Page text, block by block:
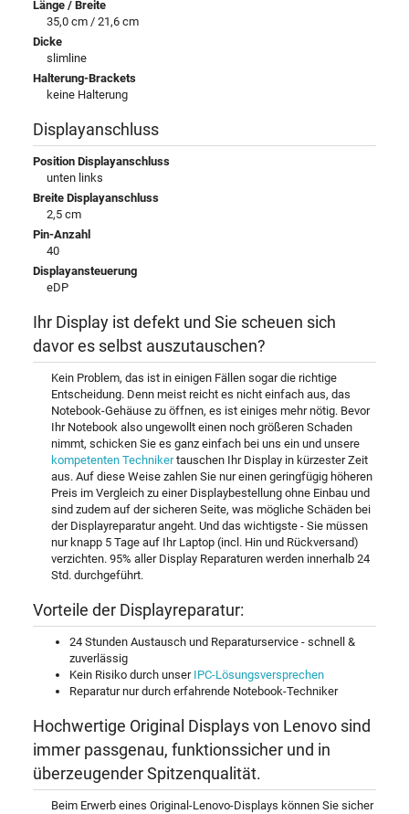
Länge / Breite
35,0 cm / 21,6 cm
Dicke
slimline
Halterung-Brackets
keine Halterung
Displayanschluss
Position Displayanschluss
unten links
Breite Displayanschluss
2,5 cm
Pin-Anzahl
40
Displayansteuerung
eDP
Ihr Display ist defekt und Sie scheuen sich
davor es selbst auszutauschen?
Kein Problem, das ist in einigen Fällen sogar die richtige
Entscheidung. Denn meist reicht es nicht einfach aus, das
Notebook-Gehäuse zu öffnen, es ist einiges mehr nötig. Bevor
Ihr Notebook also ungewollt einen noch größeren Schaden
nimmt, schicken Sie es ganz einfach bei uns ein und unsere
kompetenten Technikertauschen Ihr Display in kürzester Zeit
aus. Auf diese Weise zahlen Sie nur einen geringfügig höheren
Preis im Vergleich zu einer Displaybestellung ohne Einbau und
sind zudem auf der sicheren Seite, was mögliche Schäden bei
der Displayreparatur angeht. Und das wichtigste - Sie müssen
nur knapp 5 Tage auf Ihr Laptop (incl. Hin und Rückversand)
verzichten. 95% aller Display Reparaturen werden innerhalb 24
Std. durchgeführt.
Vorteile der Displayreparatur:
24 Stunden Austausch und Reparaturservice - schnell &
zuverlässig
Kein Risiko durch unser IPC-Lösungsversprechen
Reparatur nur durch erfahrende Notebook-Techniker
Hochwertige Original Displays von Lenovo sind
immer passgenau, funktionssicher und in
überzeugender Spitzenqualität.
Beim Erwerb eines Original-Lenovo-Displays können Sie sicher